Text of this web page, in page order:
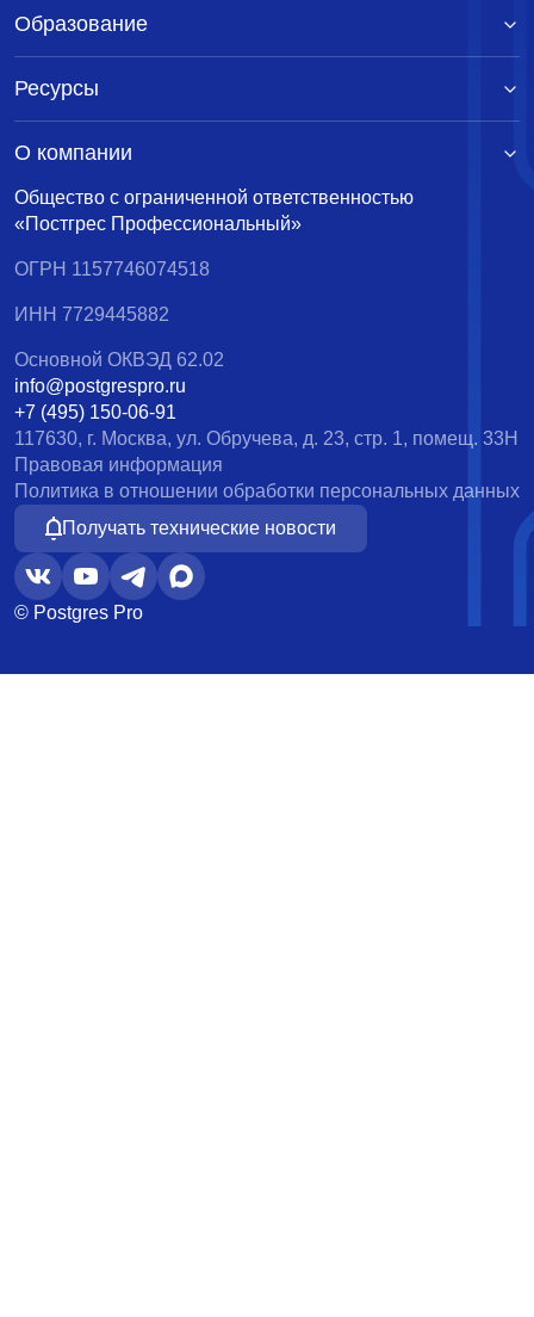
Общество с ограниченной ответственностью
«Постгрес Профессиональный»
ОГРН 1157746074518
ИНН 7729445882
Основной ОКВЭД 62.02
info@postgrespro.ru
+7 (495) 150-06-91
117630, г. Москва, ул. Обручева, д. 23, стр. 1, помещ. 33Н
Правовая информация
Политика в отношении обработки персональных данных
Получать технические новости
© Postgres Pro
Образование
Ресурсы
О компании